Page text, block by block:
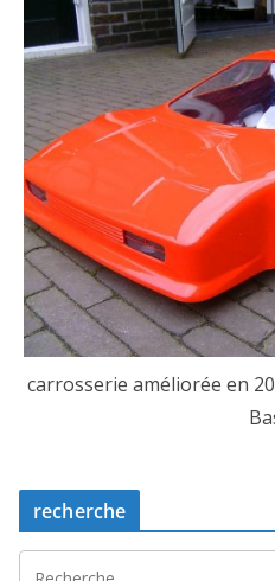
carrosserie améliorée en
recherche